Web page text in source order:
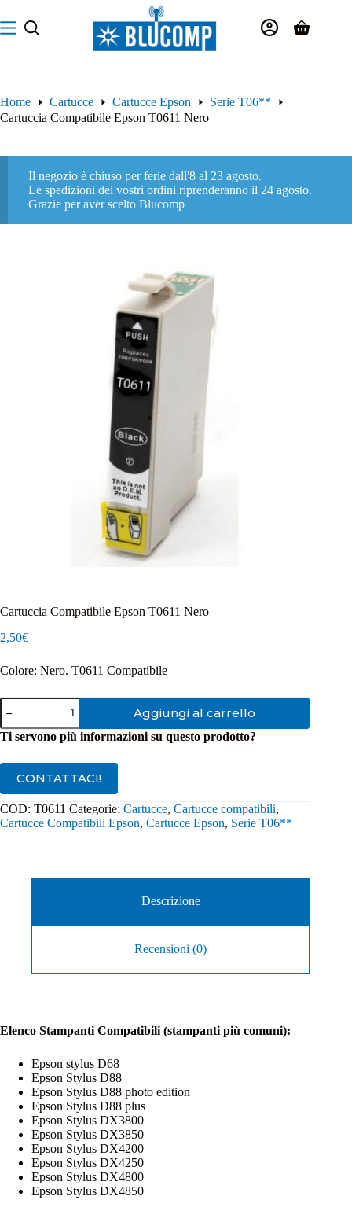
al
contenuto
Carrello
Home Cartucce Cartucce Epson
Serie T06**
Cartuccia Compatibile Epson T0611 Nero
Il negozio è chiuso per ferie dall'8 al 23 agosto.
Le spedizioni dei vostri ordini riprenderanno il 24 agosto.
Grazie per aver scelto Blucomp
Cartuccia Compatibile Epson T0611 Nero
2,50€
Colore: Nero. T0611 Compatibile
Cartuccia
Compatibile
Epson
T0611
quantità
Aggiungi al carrello
Ti servono più informazioni su questo prodotto?
CONTATTACI!
COD: T0611 Categorie: Cartucce, Cartucce compatibili,
Cartucce Compatibili Epson, Cartucce Epson, Serie T06**
Descrizione
Recensioni (0)
Elenco Stampanti Compatibili (stampanti più comuni):
Epson stylus D68
Epson Stylus D88
Epson Stylus D88 photo edition
Epson Stylus D88 plus
Epson Stylus DX3800
Epson Stylus DX3850
Epson Stylus DX4200
Epson Stylus DX4250
Epson Stylus DX4800
Epson Stylus DX4850